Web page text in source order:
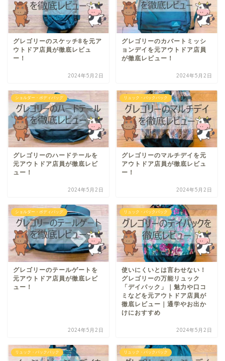
グレゴリーのスケッチ8を元ア
ウトドア店員が徹底レビュ
ー！
2024年5月2日
グレゴリーのカバートミッシ
ョンデイを元アウトドア店員
が徹底レビュー！
2024年5月2日
ショルダー・ボディバッグ
グレゴリーのハードテールを
元アウトドア店員が徹底レビ
ュー！
2024年5月2日
リュック・バックパック
グレゴリーのマルチデイを元
アウトドア店員が徹底レビュ
ー！
2024年5月2日
ショルダー・ボディバッグ
グレゴリーのテールゲートを
元アウトドア店員が徹底レビ
ュー！
2024年5月2日
リュック・バックパック
使いにくいとは言わせない！
グレゴリーの万能リュック
「デイパック」｜魅力や口コ
ミなどを元アウトドア店員が
徹底レビュー｜通学やお出か
けにおすすめ
2024年5月2日
リュック・バックパック リュック・バックパック